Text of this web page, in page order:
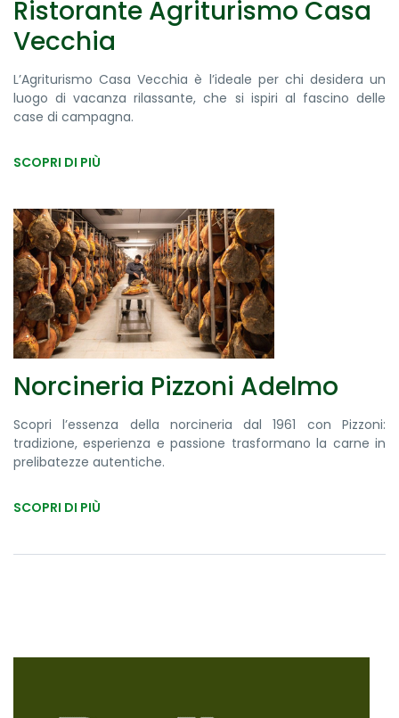
Ristorante Agriturismo Casa
Vecchia
L’Agriturismo Casa Vecchia è l’ideale per chi desidera un
luogo di vacanza rilassante, che si ispiri al fascino delle
case di campagna.
SCOPRI DI PIÙ
Norcineria Pizzoni Adelmo
Scopri l’essenza della norcineria dal 1961 con Pizzoni:
tradizione, esperienza e passione trasformano la carne in
prelibatezze autentiche.
SCOPRI DI PIÙ